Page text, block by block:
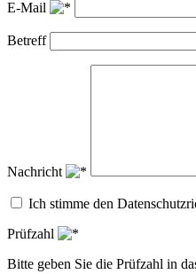
E-Mail
Betreff
Nachricht
Ich stimme den
Prüfzahl
Bitte geben Sie die Prüfzahl in